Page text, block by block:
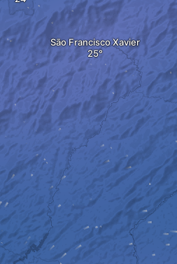
São Francisco Xavier